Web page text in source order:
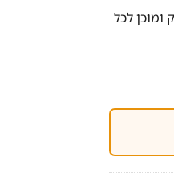
ומוכן לכל